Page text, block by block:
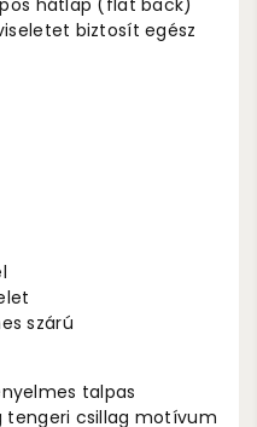
biztosít egész
szárú
talpas
tengeri csillag motívum